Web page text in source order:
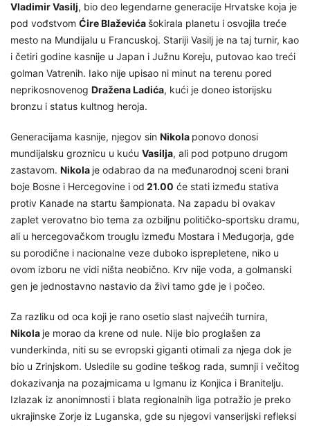
Vladimir Vasilj, bio deo legendarne generacije Hrvatske koja je
pod vođstvom Ćire Blaževića šokirala planetu i osvojila treće
mesto na Mundijalu u Francuskoj. Stariji Vasilj je na taj turnir, kao
i četiri godine kasnije u Japan i Južnu Koreju, putovao kao treći
golman Vatrenih. Iako nije upisao ni minut na terenu pored
neprikosnovenog Dražena Ladića, kući je doneo istorijsku
bronzu i status kultnog heroja.
Generacijama kasnije, njegov sin Nikola ponovo donosi
mundijalsku groznicu u kuću Vasilja, ali pod potpuno drugom
zastavom. Nikola je odabrao da na međunarodnoj sceni brani
boje Bosne i Hercegovine i od 21.00 će stati između stativa
protiv Kanade na startu šampionata. Na zapadu bi ovakav
zaplet verovatno bio tema za ozbiljnu političko-sportsku dramu,
ali u hercegovačkom trouglu između Mostara i Međugorja, gde
su porodične i nacionalne veze duboko isprepletene, niko u
ovom izboru ne vidi ništa neobično. Krv nije voda, a golmanski
gen je jednostavno nastavio da živi tamo gde je i počeo.
Za razliku od oca koji je rano osetio slast najvećih turnira,
Nikola je morao da krene od nule. Nije bio proglašen za
vunderkinda, niti su se evropski giganti otimali za njega dok je
bio u Zrinjskom. Usledile su godine teškog rada, sumnji i večitog
dokazivanja na pozajmicama u Igmanu iz Konjica i Branitelju.
Izlazak iz anonimnosti i blata regionalnih liga potražio je preko
ukrajinske Zorje iz Luganska, gde su njegovi vanserijski refleksi